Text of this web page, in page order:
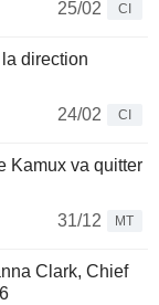
25/02
CI
direction
24/02
CI
Kamux va quitter
31/12
MT
Clark, Chief